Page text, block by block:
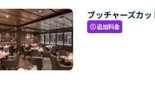
ブッチャーズカッ
paid追加料金